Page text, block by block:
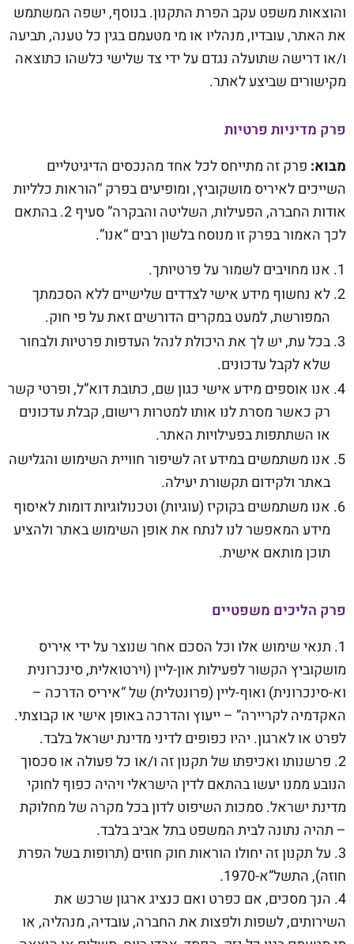
והוצאות משפט עקב הפרת התקנון. בנוסף, ישפה המשתמש
את האתר, עובדיו, מנהליו או מי מטעמם בגין כל טענה, תביעה
ו/או דרישה שתועלה נגדם על ידי צד שלישי כלשהו כתוצאה
מקישורים שביצע לאתר.
פרק מדיניות פרטיות
מבוא: פרק זה מתייחס לכל אחד מהנכסים הדיגיטליים
השייכים לאיריס מושקוביץ, ומופיעים בפרק “הוראות כלליות
אודות החברה, הפעילות, השליטה והבקרה” סעיף 2. בהתאם
לכך האמור בפרק זו מנוסח בלשון רבים “אנו”.
אנו מחויבים לשמור על פרטיותך.
לא נחשוף מידע אישי לצדדים שלישיים ללא הסכמתך
המפורשת, למעט במקרים הדורשים זאת על פי חוק.
בכל עת, יש לך את היכולת לנהל העדפות פרטיות ולבחור
שלא לקבל עדכונים.
אנו אוספים מידע אישי כגון שם, כתובת דוא”ל, ופרטי קשר
רק כאשר מסרת לנו אותו למטרות רישום, קבלת עדכונים
או השתתפות בפעילויות האתר.
אנו משתמשים במידע זה לשיפור חוויית השימוש והגלישה
באתר ולקידום תקשורת יעילה.
אנו משתמשים בקוקיז (עוגיות) וטכנולוגיות דומות לאיסוף
מידע המאפשר לנו לנתח את אופן השימוש באתר ולהציע
תוכן מותאם אישית.
פרק הליכים משפטיים
1. תנאי שימוש אלו וכל הסכם אחר שנוצר על ידי איריס
מושקוביץ הקשור לפעילות און-ליין (וירטואלית, סינכרונית
וא-סינכרונית) ואוף-ליין (פרונטלית) של “איריס הדרכה –
האקדמיה לקריירה” – ייעוץ והדרכה באופן אישי או קבוצתי.
לפרט או לארגון. יהיו כפופים לדיני מדינת ישראל בלבד.
2. פרשנותו ואכיפתו של תקנון זה ו/או כל פעולה או סכסוך
הנובע ממנו יעשו בהתאם לדין הישראלי ויהיה כפוף לחוקי
מדינת ישראל. סמכות השיפוט לדון בכל מקרה של מחלוקת
– תהיה נתונה לבית המשפט בתל אביב בלבד.
3. על תקנון זה יחולו הוראות חוק חוזים (תרופות בשל הפרת
חוזה), התשל”א-1970.
4. הנך מסכים, אם כפרט ואם כנציג ארגון שרכש את
השירותים, לשפות ולפצות את החברה, עובדיה, מנהליה, או